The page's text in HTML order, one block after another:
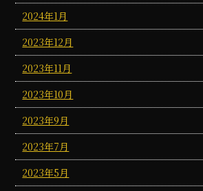
2024年1月
2023年12月
2023年11月
2023年10月
2023年9月
2023年7月
2023年5月